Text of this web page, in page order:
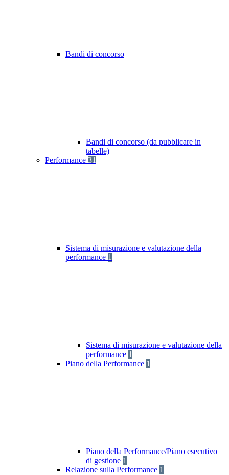
Bandi di concorso
Bandi di concorso (da pubblicare in
tabelle)
Performance 31
Sistema di misurazione e valutazione della
performance 1
Sistema di misurazione e valutazione della
performance 1
Piano della Performance 1
Piano della Performance/Piano esecutivo
di gestione 1
Relazione sulla Performance 1